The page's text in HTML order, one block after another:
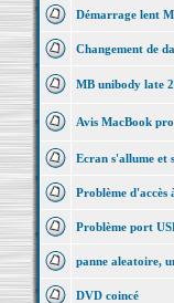
Démarrage lent
Changement de
MB unibody late
Avis MacBook
Ecran s'allume et
Problème d'accès
Problème port
panne aleatoire,
DVD coincé